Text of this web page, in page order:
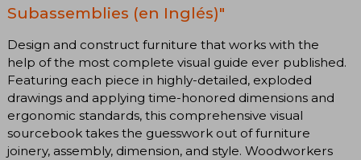
Subassemblies (en Inglés)"
Design and construct furniture that works with the
help of the most complete visual guide ever published.
Featuring each piece in highly-detailed, exploded
drawings and applying time-honored dimensions and
ergonomic standards, this comprehensive visual
sourcebook takes the guesswork out of furniture
joinery, assembly, dimension, and style. Woodworkers